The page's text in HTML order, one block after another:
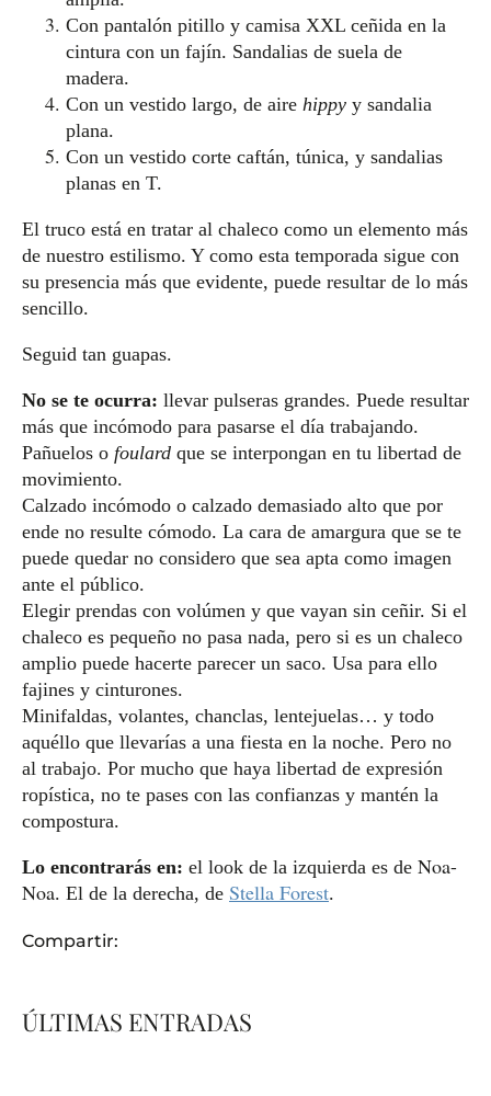
Con pantalón pitillo y camisa XXL ceñida en la
cintura con un fajín. Sandalias de suela de
madera.
Con un vestido largo, de aire hippy y sandalia
plana.
Con un vestido corte caftán, túnica, y sandalias
planas en T.
El truco está en tratar al chaleco como un elemento más
de nuestro estilismo. Y como esta temporada sigue con
su presencia más que evidente, puede resultar de lo más
sencillo.
Seguid tan guapas.
No se te ocurra: llevar pulseras grandes. Puede resultar
más que incómodo para pasarse el día trabajando.
Pañuelos o foulard que se interpongan en tu libertad de
movimiento.
Calzado incómodo o calzado demasiado alto que por
ende no resulte cómodo. La cara de amargura que se te
puede quedar no considero que sea apta como imagen
ante el público.
Elegir prendas con volúmen y que vayan sin ceñir. Si el
chaleco es pequeño no pasa nada, pero si es un chaleco
amplio puede hacerte parecer un saco. Usa para ello
fajines y cinturones.
Minifaldas, volantes, chanclas, lentejuelas… y todo
aquéllo que llevarías a una fiesta en la noche. Pero no
al trabajo. Por mucho que haya libertad de expresión
ropística, no te pases con las confianzas y mantén la
compostura.
Lo encontrarás en: el look de la izquierda es de Noa-
Noa. El de la derecha, de Stella Forest.
Compartir:
ÚLTIMAS ENTRADAS